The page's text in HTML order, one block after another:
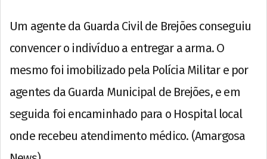
Um agente da Guarda Civil de Brejões conseguiu
convencer o indivíduo a entregar a arma. O
mesmo foi imobilizado pela Polícia Militar e por
agentes da Guarda Municipal de Brejões, e em
seguida foi encaminhado para o Hospital local
onde recebeu atendimento médico. (Amargosa